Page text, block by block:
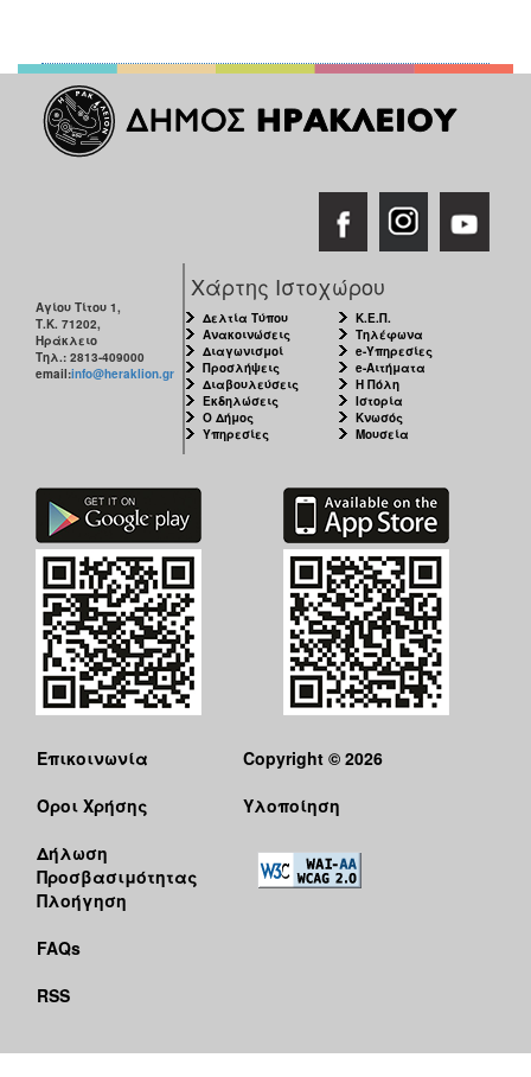
Αγίου Τίτου 1,
Τ.Κ. 71202,
Ηράκλειο
Τηλ.: 2813-409000
email:info@heraklion.gr
Χάρτης Ιστοχώρου
Δελτία Τύπου
Ανακοινώσεις
Διαγωνισμοί
Προσλήψεις
Διαβουλεύσεις
Εκδηλώσεις
Ο Δήμος
Υπηρεσίες
Κ.Ε.Π.
Τηλέφωνα
e-Υπηρεσίες
e-Αιτήματα
Η Πόλη
Ιστορία
Κνωσός
Μουσεία
Επικοινωνία
Όροι Χρήσης
Δήλωση
Προσβασιμότητας
Πλοήγηση
FAQs
RSS
Copyright © 2026
Υλοποίηση